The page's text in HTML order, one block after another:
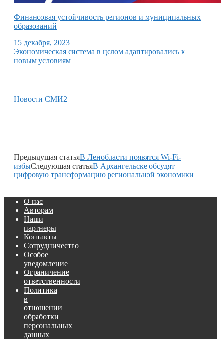
Финансовая устойчивость регионов и муниципальных
образований
15 декабря, 2023
Экономическая система в целом адаптировались к
новым условиям
Новости СМИ2
Предыдущая статьяВ Ленобласти появятся Wi-Fi-
избыСледующая статьяВ Архангельске обсудят
цифровую трансформацию региональной экономики
О нас
Авторам
Наши
партнеры
Контакты
Сотрудничество
Особое
уведомление
Ограничение
ответственности
Политика
в
отношении
обработки
персональных
данных